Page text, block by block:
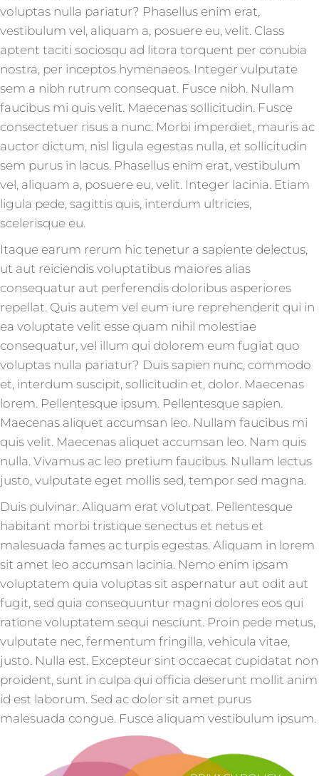
voluptas nulla pariatur? Phasellus enim erat,
vestibulum vel, aliquam a, posuere eu, velit. Class
aptent taciti sociosqu ad litora torquent per conubia
nostra, per inceptos hymenaeos. Integer vulputate
sem a nibh rutrum consequat. Fusce nibh. Nullam
faucibus mi quis velit. Maecenas sollicitudin. Fusce
consectetuer risus a nunc. Morbi imperdiet, mauris ac
auctor dictum, nisl ligula egestas nulla, et sollicitudin
sem purus in lacus. Phasellus enim erat, vestibulum
vel, aliquam a, posuere eu, velit. Integer lacinia. Etiam
ligula pede, sagittis quis, interdum ultricies,
scelerisque eu.
Itaque earum rerum hic tenetur a sapiente delectus,
ut aut reiciendis voluptatibus maiores alias
consequatur aut perferendis doloribus asperiores
repellat. Quis autem vel eum iure reprehenderit qui in
ea voluptate velit esse quam nihil molestiae
consequatur, vel illum qui dolorem eum fugiat quo
voluptas nulla pariatur? Duis sapien nunc, commodo
et, interdum suscipit, sollicitudin et, dolor. Maecenas
lorem. Pellentesque ipsum. Pellentesque sapien.
Maecenas aliquet accumsan leo. Nullam faucibus mi
quis velit. Maecenas aliquet accumsan leo. Nam quis
nulla. Vivamus ac leo pretium faucibus. Nullam lectus
justo, vulputate eget mollis sed, tempor sed magna.
Duis pulvinar. Aliquam erat volutpat. Pellentesque
habitant morbi tristique senectus et netus et
malesuada fames ac turpis egestas. Aliquam in lorem
sit amet leo accumsan lacinia. Nemo enim ipsam
voluptatem quia voluptas sit aspernatur aut odit aut
fugit, sed quia consequuntur magni dolores eos qui
ratione voluptatem sequi nesciunt. Proin pede metus,
vulputate nec, fermentum fringilla, vehicula vitae,
justo. Nulla est. Excepteur sint occaecat cupidatat non
proident, sunt in culpa qui officia deserunt mollit anim
id est laborum. Sed ac dolor sit amet purus
malesuada congue. Fusce aliquam vestibulum ipsum.